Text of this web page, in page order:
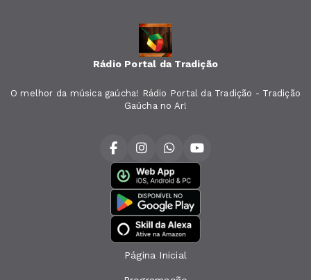
Rádio Portal da Tradição
O melhor da música gaúcha! Rádio Portal da Tradição - Tradição
Gaúcha no Ar!
Página Inicial